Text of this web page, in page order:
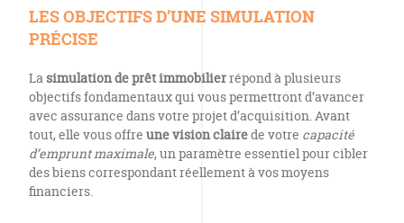
LES OBJECTIFS D’UNE SIMULATION
PRÉCISE
La simulation de prêt immobilierrépond à plusieurs
objectifs fondamentaux qui vous permettront d’avancer
avec assurance dans votre projet d’acquisition. Avant
tout, elle vous offre une vision clairede votre capacité
d’emprunt maximale, un paramètre essentiel pour cibler
des biens correspondant réellement à vos moyens
financiers.